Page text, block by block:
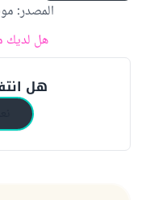
المصدر:
هل لديك
هل